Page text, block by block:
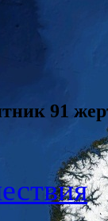
91